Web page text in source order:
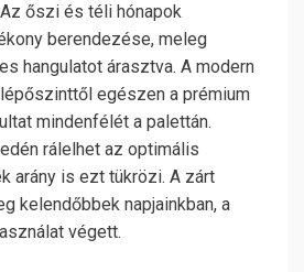
őszi és téli hónapok
berendezése, meleg
hangulatot árasztva. A modern
egészen a prémium
mindenfélét a palettán.
rálelhet az optimális
arány is ezt tükrözi. A zárt
kelendőbbek napjainkban, a
végett.